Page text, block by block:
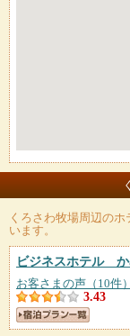
くろさわ牧場周辺のホ
います。
ビジネスホテル
お客さまの声（10件）
3.43